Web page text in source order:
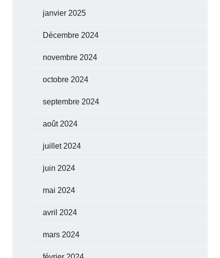
janvier 2025
Décembre 2024
novembre 2024
octobre 2024
septembre 2024
août 2024
juillet 2024
juin 2024
mai 2024
avril 2024
mars 2024